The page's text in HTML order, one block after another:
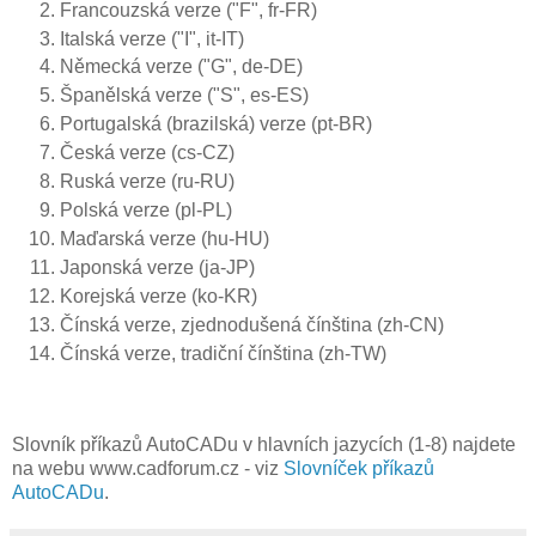
Francouzská verze ("F", fr-FR)
Italská verze ("I", it-IT)
Německá verze ("G", de-DE)
Španělská verze ("S", es-ES)
Portugalská (brazilská) verze (pt-BR)
Česká verze (cs-CZ)
Ruská verze (ru-RU)
Polská verze (pl-PL)
Maďarská verze (hu-HU)
Japonská verze (ja-JP)
Korejská verze (ko-KR)
Čínská verze, zjednodušená čínština (zh-CN)
Čínská verze, tradiční čínština (zh-TW)
Slovník příkazů AutoCADu v hlavních jazycích (1-8) najdete
na webu www.cadforum.cz - viz Slovníček příkazů
AutoCADu.